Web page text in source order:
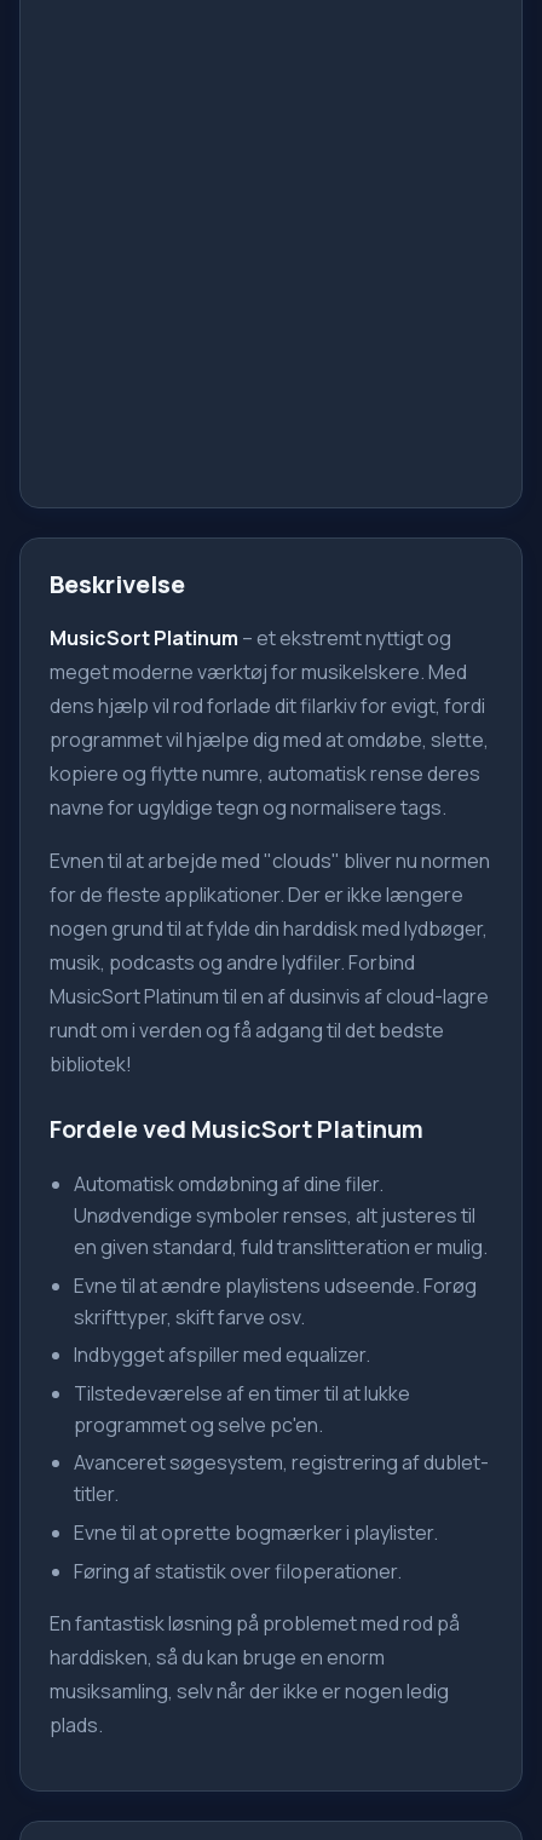
Beskrivelse
MusicSort Platinum – et ekstremt nyttigt og
meget moderne værktøj for musikelskere. Med
dens hjælp vil rod forlade dit filarkiv for evigt, fordi
programmet vil hjælpe dig med at omdøbe, slette,
kopiere og flytte numre, automatisk rense deres
navne for ugyldige tegn og normalisere tags.
Evnen til at arbejde med "clouds" bliver nu normen
for de fleste applikationer. Der er ikke længere
nogen grund til at fylde din harddisk med lydbøger,
musik, podcasts og andre lydfiler. Forbind
MusicSort Platinum til en af dusinvis af cloud-lagre
rundt om i verden og få adgang til det bedste
bibliotek!
Fordele ved MusicSort Platinum
Automatisk omdøbning af dine filer.
Unødvendige symboler renses, alt justeres til
en given standard, fuld translitteration er mulig.
Evne til at ændre playlistens udseende. Forøg
skrifttyper, skift farve osv.
Indbygget afspiller med equalizer.
Tilstedeværelse af en timer til at lukke
programmet og selve pc'en.
Avanceret søgesystem, registrering af dublet-
titler.
Evne til at oprette bogmærker i playlister.
Føring af statistik over filoperationer.
En fantastisk løsning på problemet med rod på
harddisken, så du kan bruge en enorm
musiksamling, selv når der ikke er nogen ledig
plads.